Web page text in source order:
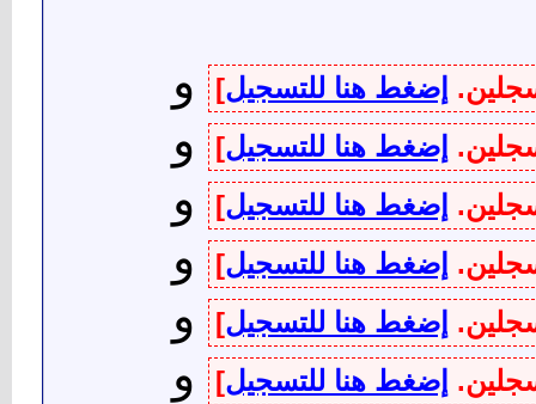
إضغط هنا للتسجيل] و
إضغط هنا للتسجيل] و
إضغط هنا للتسجيل] و
إضغط هنا للتسجيل] و
إضغط هنا للتسجيل] و
إضغط هنا للتسجيل] و